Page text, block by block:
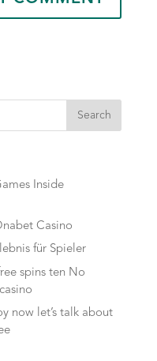
Search
Inside
Casino
für Spieler
spins ten No
now let’s talk about